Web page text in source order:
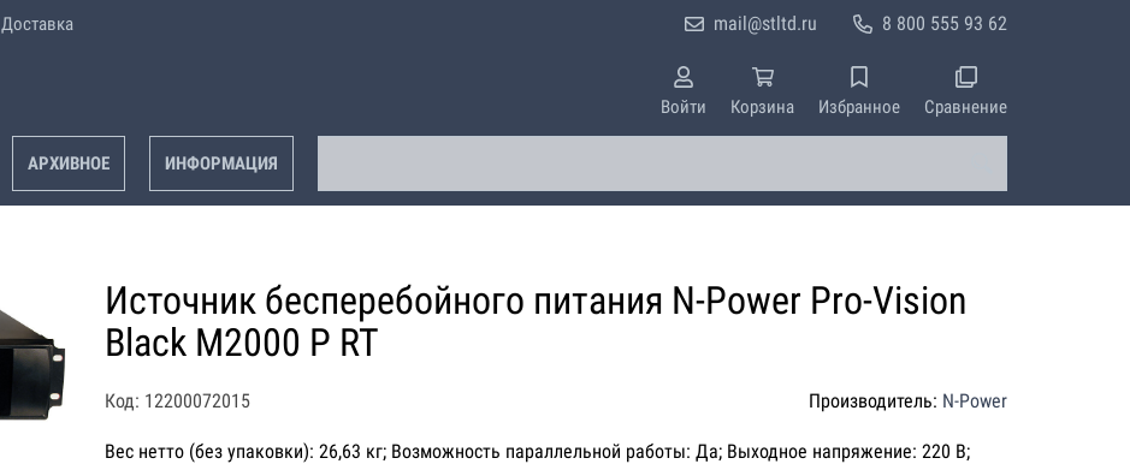
Доставка 8 800 555 93 62
mail@stltd.ru
Войти Корзина Избранное Сравнение
АРХИВНОЕ ИНФОРМАЦИЯ
Источник бесперебойного питания N-Power Pro-Vision
Black M2000 P RT
Код: 12200072015 Производитель: N-Power
Вес нетто (без упаковки): 26,63 кг; Возможность параллельной работы: Да; Выходное напряжение: 220 В;